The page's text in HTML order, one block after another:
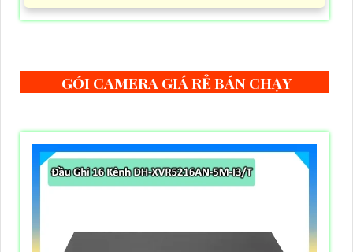
GÓI CAMERA GIÁ RẺ BÁN CHẠY